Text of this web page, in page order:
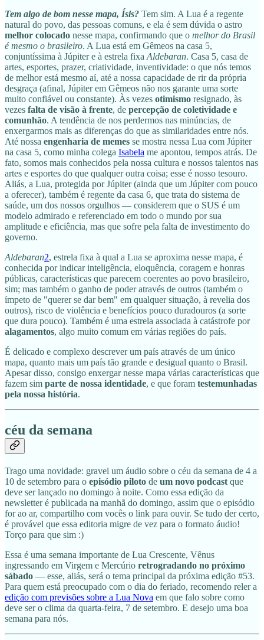
Tem algo de bom nesse mapa, Ísis? Tem sim. A Lua é a regente
natural do povo, das pessoas comuns, e ela é sem dúvida o astro
melhor colocado nesse mapa, confirmando que o melhor do Brasil
é mesmo o brasileiro. A Lua está em Gêmeos na casa 5,
conjuntíssima à Júpiter e à estrela fixa Aldebaran. Casa 5, casa de
artes, esportes, prazer, criatividade, inventividade: o que nós temos
de melhor está mesmo aí, até a nossa capacidade de rir da própria
desgraça (afinal, Júpiter em Gêmeos não nos garante uma sorte
muito confiável ou constante). Às vezes otimismo resignado, às
vezes falta de visão à frente, de percepção de coletividade e
comunhão. A tendência de nos perdermos nas minúncias, de
enxergarmos mais as diferenças do que as similaridades entre nós.
Até nossa engenharia de memes se mostra nessa Lua com Júpiter
na casa 5, como minha colega Isabela me apontou, tempos atrás. De
fato, somos mais conhecidos pela nossa cultura e nossos talentos nas
artes e esportes do que qualquer outra coisa; esse é nosso tesouro.
Aliás, a Lua, protegida por Júpiter (ainda que um Júpiter com pouco
a oferecer), também é regente da casa 6, que trata do sistema de
saúde, um dos nossos orgulhos — considerem que o SUS é um
modelo admirado e referenciado em todo o mundo por sua
amplitude e eficiência, mas que sofre pela falta de investimento do
governo.
Aldebaran2, estrela fixa à qual a Lua se aproxima nesse mapa, é
conhecida por indicar inteligência, eloquência, coragem e honras
públicas, características que parecem coerentes ao povo brasileiro,
sim; mas também o ganho de poder através de outros (também o
ímpeto de "querer se dar bem" em qualquer situação, à revelia dos
outros), risco de violência e benefícios pouco duradouros (a sorte
que dura pouco). Também é uma estrela associada à catástrofe por
alagamentos, algo muito comum em várias regiões do país.
É delicado e complexo descrever um país através de um único
mapa, quanto mais um país tão grande e desigual quanto o Brasil.
Apesar disso, consigo enxergar nesse mapa várias características que
fazem sim parte de nossa identidade, e que foram testemunhadas
pela nossa história.
céu da semana
Trago uma novidade: gravei um áudio sobre o céu da semana de 4 a
10 de setembro para o episódio piloto de um novo podcast que
deve ser lançado no domingo à noite. Como essa edição da
newsletter é publicada na manhã do domingo, assim que o episódio
for ao ar, compartilho com vocês o link para ouvir. Se tudo der certo,
é provável que essa editoria migre de vez para o formato áudio!
Torço para que sim :)
Essa é uma semana importante de Lua Crescente, Vênus
ingressando em Virgem e Mercúrio retrogradando no próximo
sábado — esse, aliás, será o tema principal da próxima edição #53.
Para quem está preocupado com o dia do feriado, recomendo reler a
edição com previsões sobre a Lua Nova em que falo sobre como
deve ser o clima da quarta-feira, 7 de setembro. E desejo uma boa
semana para nós.